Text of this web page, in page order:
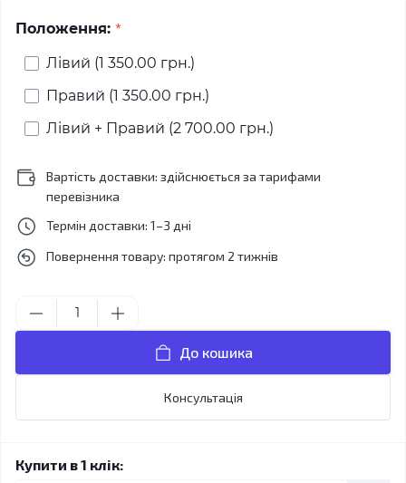
Положення: *
Лівий (1 350.00 грн.)
Правий (1 350.00 грн.)
Лівий + Правий (2 700.00 грн.)
Вартість доставки: здійснюється за тарифами
перевізника
Термін доставки: 1–3 дні
Повернення товару: протягом 2 тижнів
До кошика
Консультація
Купити в 1 клік: